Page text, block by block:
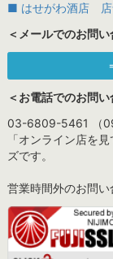
■ はせがわ酒店 店
＜メールでのお問い
＜お電話でのお問い
03-6809-5461 （
「オンライン店を
ズです。
営業時間外のお問い